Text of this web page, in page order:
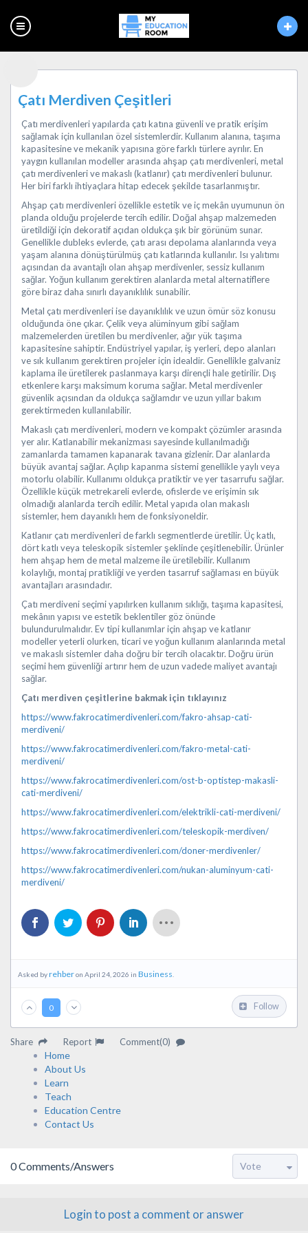
Çatı Merdiven Çeşitleri
Çatı merdivenleri yapılarda çatı katına güvenli ve pratik erişim
sağlamak için kullanılan özel sistemlerdir. Kullanım alanına, taşıma
kapasitesine ve mekanik yapısına göre farklı türlere ayrılır. En
yaygın kullanılan modeller arasında ahşap çatı merdivenleri, metal
çatı merdivenleri ve makaslı (katlanır) çatı merdivenleri bulunur.
Her biri farklı ihtiyaçlara hitap edecek şekilde tasarlanmıştır.
Ahşap çatı merdivenleri özellikle estetik ve iç mekân uyumunun ön
planda olduğu projelerde tercih edilir. Doğal ahşap malzemeden
üretildiği için dekoratif açıdan oldukça şık bir görünüm sunar.
Genellikle dubleks evlerde, çatı arası depolama alanlarında veya
yaşam alanına dönüştürülmüş çatı katlarında kullanılır. Isı yalıtımı
açısından da avantajlı olan ahşap merdivenler, sessiz kullanım
sağlar. Yoğun kullanım gerektiren alanlarda metal alternatiflere
göre biraz daha sınırlı dayanıklılık sunabilir.
Metal çatı merdivenleri ise dayanıklılık ve uzun ömür söz konusu
olduğunda öne çıkar. Çelik veya alüminyum gibi sağlam
malzemelerden üretilen bu merdivenler, ağır yük taşıma
kapasitesine sahiptir. Endüstriyel yapılar, iş yerleri, depo alanları
ve sık kullanım gerektiren projeler için idealdir. Genellikle galvaniz
kaplama ile üretilerek paslanmaya karşı dirençli hale getirilir. Dış
etkenlere karşı maksimum koruma sağlar. Metal merdivenler
güvenlik açısından da oldukça sağlamdır ve uzun yıllar bakım
gerektirmeden kullanılabilir.
Makaslı çatı merdivenleri, modern ve kompakt çözümler arasında
yer alır. Katlanabilir mekanizması sayesinde kullanılmadığı
zamanlarda tamamen kapanarak tavana gizlenir. Dar alanlarda
büyük avantaj sağlar. Açılıp kapanma sistemi genellikle yaylı veya
motorlu olabilir. Kullanımı oldukça pratiktir ve yer tasarrufu sağlar.
Özellikle küçük metrekareli evlerde, ofislerde ve erişimin sık
olmadığı alanlarda tercih edilir. Metal yapıda olan makaslı
sistemler, hem dayanıklı hem de fonksiyoneldir.
Katlanır çatı merdivenleri de farklı segmentlerde üretilir. Üç katlı,
dört katlı veya teleskopik sistemler şeklinde çeşitlenebilir. Ürünler
hem ahşap hem de metal malzeme ile üretilebilir. Kullanım
kolaylığı, montaj pratikliği ve yerden tasarruf sağlaması en büyük
avantajları arasındadır.
Çatı merdiveni seçimi yapılırken kullanım sıklığı, taşıma kapasitesi,
mekânın yapısı ve estetik beklentiler göz önünde
bulundurulmalıdır. Ev tipi kullanımlar için ahşap ve katlanır
modeller yeterli olurken, ticari ve yoğun kullanım alanlarında metal
ve makaslı sistemler daha doğru bir tercih olacaktır. Doğru ürün
seçimi hem güvenliği artırır hem de uzun vadede maliyet avantajı
sağlar.
Çatı merdiven çeşitlerine bakmak için tıklayınız
https://www.fakrocatimerdivenleri.com/fakro-ahsap-cati-
merdiveni/
https://www.fakrocatimerdivenleri.com/fakro-metal-cati-
merdiveni/
https://www.fakrocatimerdivenleri.com/ost-b-optistep-makasli-
cati-merdiveni/
https://www.fakrocatimerdivenleri.com/elektrikli-cati-merdiveni/
https://www.fakrocatimerdivenleri.com/teleskopik-merdiven/
https://www.fakrocatimerdivenleri.com/doner-merdivenler/
https://www.fakrocatimerdivenleri.com/nukan-aluminyum-cati-
merdiveni/
Asked byrehberon April 24, 2026 in Business
0 Follow
Share Report Comment(0)
Home
About Us
Learn
Teach
Education Centre
Contact Us
0Comments/Answers
Login to post a comment or answer